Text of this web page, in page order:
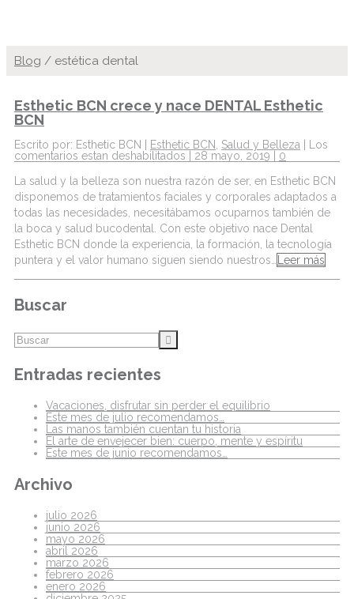
Blog / estética dental
Esthetic BCN crece y nace DENTAL Esthetic
BCN
Escrito por: Esthetic BCN | Esthetic BCN Salud y Belleza
Los
comentarios estan deshabilitados | 28 mayo, 2019 | 0
La salud y la belleza son nuestra razón de ser, en Esthetic BCN
disponemos de tratamientos faciales y corporales adaptados a
todas las necesidades, necesitábamos ocuparnos también de
la boca y salud bucodental. Con este objetivo nace Dental
Esthetic BCN donde la experiencia, la formación, la tecnología
puntera y el valor humano siguen siendo nuestros…
Leer más
Buscar
Entradas recientes
Vacaciones, disfrutar sin perder el equilibrio
Este mes de julio recomendamos…
Las manos también cuentan tu historia
El arte de envejecer bien: cuerpo, mente y espíritu
Este mes de junio recomendamos…
Archivo
julio 2026
junio 2026
mayo 2026
abril 2026
marzo 2026
febrero 2026
enero 2026